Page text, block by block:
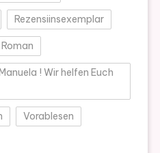
Rezensiinsexemplar
Roman
! Wir helfen Euch
Vorablesen